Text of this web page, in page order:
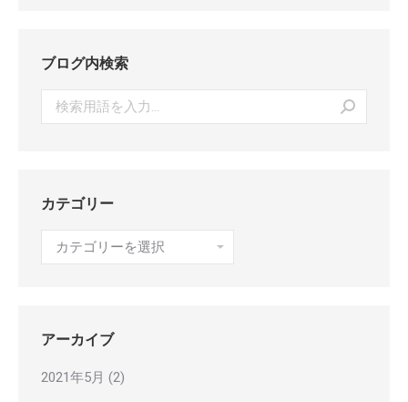
ブログ内検索
Search:
カテゴリー
テ
ー
アーカイブ
2021年5月 (2)